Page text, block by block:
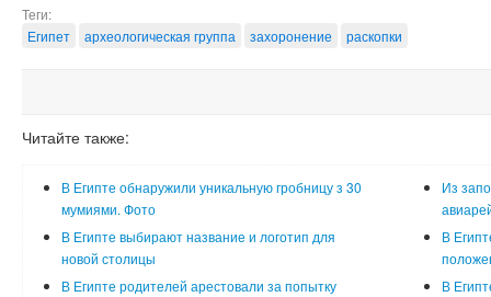
Теги:
Египет
археологическая группа захоронение раскопки
Читайте также:
В Египте обнаружили уникальную гробницу з 30
мумиями. Фото
Из
В Египте выбирают название и логотип для
новой столицы
В
В Египте родителей арестовали за попытку
В